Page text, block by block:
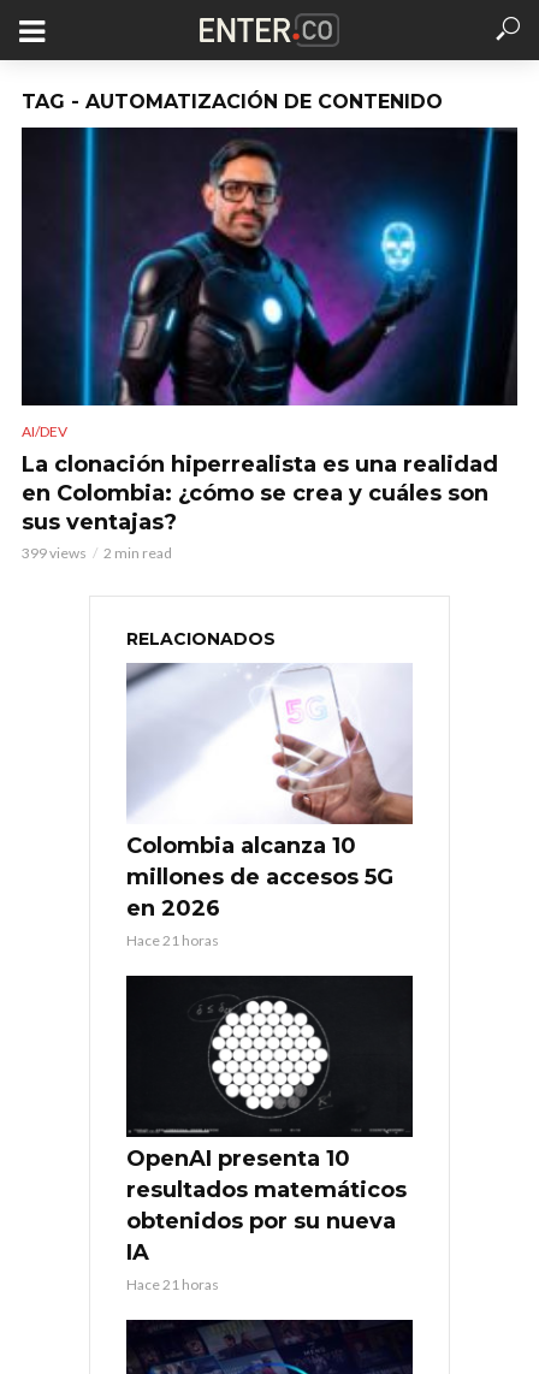
TAG - AUTOMATIZACIÓN DE CONTENIDO
AI/DEV
La clonación hiperrealista es una realidad
en Colombia: ¿cómo se crea y cuáles son
sus ventajas?
399 views 2 min read
RELACIONADOS
Colombia alcanza 10
millones de accesos 5G
en 2026
Hace 21 horas
OpenAI presenta 10
resultados matemáticos
obtenidos por su nueva
IA
Hace 21 horas